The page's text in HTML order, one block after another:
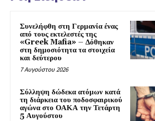
Συνελήφθη στη Γερμανία ένας
από τους εκτελεστές της
«Greek Mafia» – Δόθηκαν
στη δημοσιότητα τα στοιχεία
και δεύτερου
7 Αυγούστου 2026
Σύλληψη δώδεκα ατόμων κατά
τη διάρκεια του ποδοσφαιρικού
αγώνα στο ΟΑΚΑ την Τετάρτη
5 Αυγούστου